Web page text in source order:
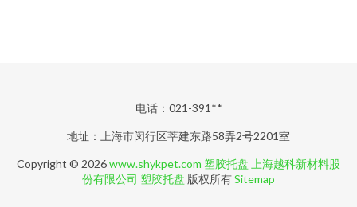
电话：021-391**
地址：上海市闵行区莘建东路58弄2号2201室
Copyright © 2026www.shykpet.com 塑胶托盘 上海越科新材料股
份有限公司 塑胶托盘 版权所有Sitemap